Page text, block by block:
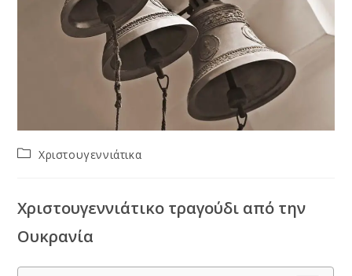
PostΧριστουγεννιάτικα
Χριστουγεννιάτικο τραγούδι από την
Ουκρανία